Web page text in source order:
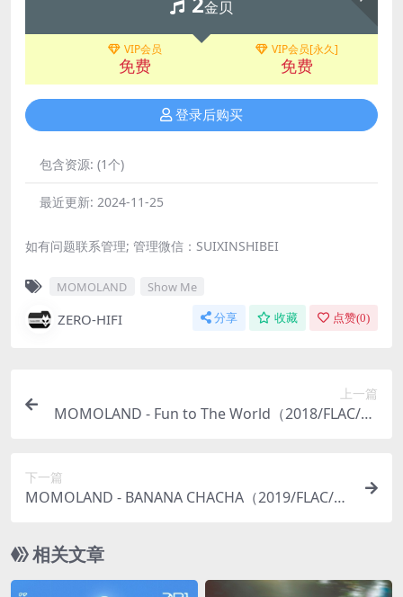
金贝
VIP会员
免费
VIP会员[永久]
免费
登录后购买
包含资源: (1个)
最近更新: 2024-11-25
如有问题联系管理; 管理微信：SUIXINSHIBEI
MOMOLAND Show Me
ZERO-HIFI 分享 收藏 点赞(0)
上一篇
MOMOLAND - Fun to The World（2018/FLAC/EP
下一篇
MOMOLAND - BANANA CHACHA（2019/FLAC/EP
相关文章